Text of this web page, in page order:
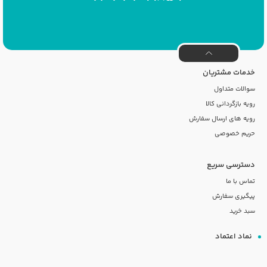
خدمات مشتریان
سوالات متداول
رویه بازگردانی کالا
رویه های ارسال سفارش
حریم خصوصی
دسترسی سریع
تماس با ما
پیگیری سفارش
سبد خرید
نماد اعتماد